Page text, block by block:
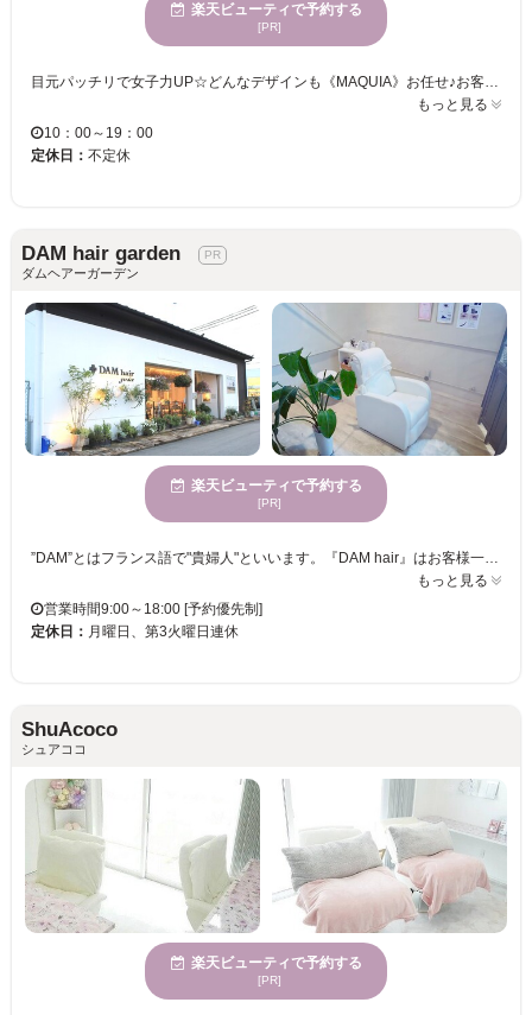
楽天ビューティで予約する
[PR]
目元パッチリで女子力UP☆どんなデザインも《MAQUIA》お任せ♪お客様のお仕事や普段の生活に合わせて、ナチュラルからボリュームUPまでプロがご提案致します！！エクステの種類が豊富＆高技術者の施術で満足度は◎“モチの良さ＆リーズナブルな価格”も自慢なので、『パッチリeye』がずっと続く★《MAQUIA》で輝く目元を手に入れてみませんか♪？
もっと見る
10：00～19：00
定休日： 不定休
DAM hair garden
ダムヘアーガーデン
楽天ビューティで予約する
[PR]
”DAM”とはフランス語で"貴婦人"といいます。『DAM hair』はお客様一人一人を大切に！をモットーとして。。。 当店は、全ての女性にまつ毛エクステを楽しんでいただきたいという想いで、心を込めて施術いたします。 ＜NEWカラーマツエク！＞ じわじわと人気のあるカラーマツエク！カラーをご希望される方も増えてきたということで従来のカラーに加え、ご要望の多かった『マカロンカラー』が仲間入りしました！カラーを取り入れて目元のお洒落を楽しみましょう♪ ＜キッズルーム完備！＞ 一年を通してお客様にキレイで頂けるよう、色んなメニューを提案していきます。お庭で大切に育てたお花が花開くように、この『DAM hair garden』にたくさんの喜びの笑顔を咲かせたい---- スタッフ一同、皆様のお越しをお待ちしております。
もっと見る
営業時間9:00～18:00 [予約優先制]
定休日： 月曜日、第3火曜日連休
ShuAcoco
シュアココ
楽天ビューティで予約する
[PR]